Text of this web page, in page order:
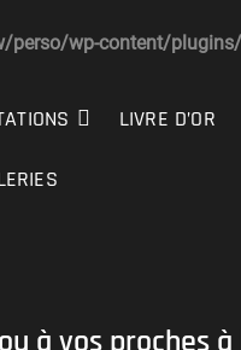
wp-content/plugins/
LIVRE D’OR